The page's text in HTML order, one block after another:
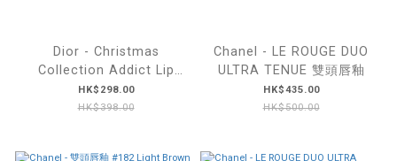
Dior - Christmas
Collection Addict Lip
Case 聖誕限定唇膏殼
HK$298.00
HK$398.00
Chanel - LE ROUGE DUO
ULTRA TENUE 雙頭唇釉
HK$435.00
HK$500.00